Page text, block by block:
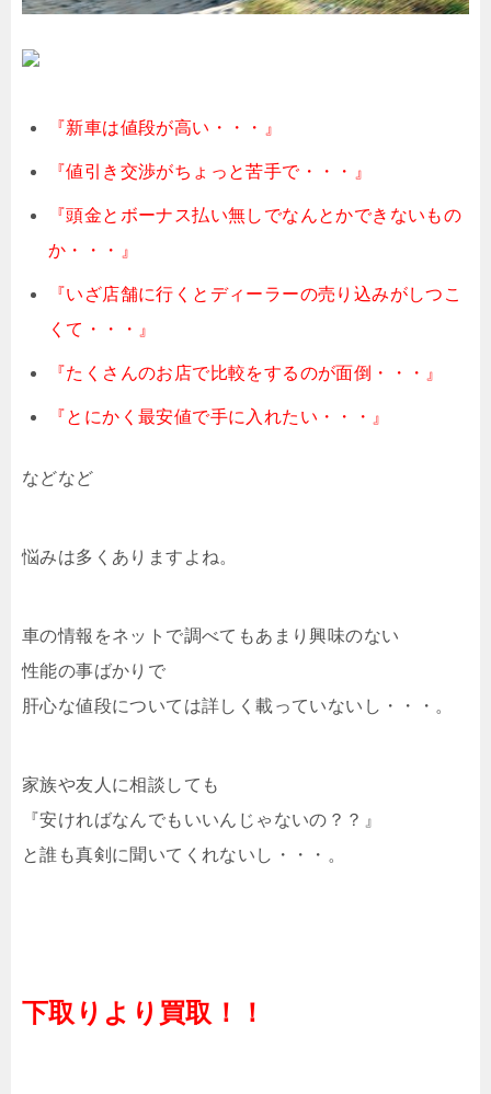
『新車は値段が高い・・・』
『値引き交渉がちょっと苦手で・・・』
『頭金とボーナス払い無しでなんとかできないもの
か・・・』
『いざ店舗に行くとディーラーの売り込みがしつこ
くて・・・』
『たくさんのお店で比較をするのが面倒・・・』
『とにかく最安値で手に入れたい・・・』
などなど
悩みは多くありますよね。
車の情報をネットで調べてもあまり興味のない
性能の事ばかりで
肝心な値段については詳しく載っていないし・・・。
家族や友人に相談しても
『安ければなんでもいいんじゃないの？？』
と誰も真剣に聞いてくれないし・・・。
下取りより買取！！